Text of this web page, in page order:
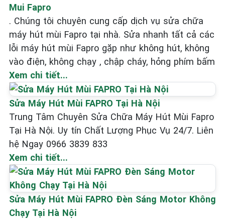
Mui Fapro
. Chúng tôi chuyên cung cấp dịch vụ sửa chữa
máy hút mùi Fapro tại nhà. Sửa nhanh tất cả các
lỗi máy hút mùi Fapro gặp như không hút, không
vào điện, không chạy , chập cháy, hỏng phím bấm
Xem chi tiết...
Sửa Máy Hút Mùi FAPRO Tại Hà Nội
Trung Tâm Chuyên Sửa Chữa Máy Hút Mùi Fapro
Tại Hà Nội. Uy tín Chất Lượng Phục Vụ 24/7. Liên
hệ Ngay 0966 3839 833
Xem chi tiết...
Sửa Máy Hút Mùi FAPRO Đèn Sáng Motor Không
Chạy Tại Hà Nội